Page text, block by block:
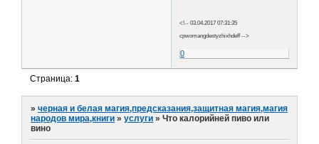
<!-- 03.04.2017 07:31:35
cpwomangdestyzhixhdeff -->
0
Страница:1
»черная и белая магия,предсказания,защитная магия,магия
народов мира,книги »услуги »Что калорийней пиво или
вино